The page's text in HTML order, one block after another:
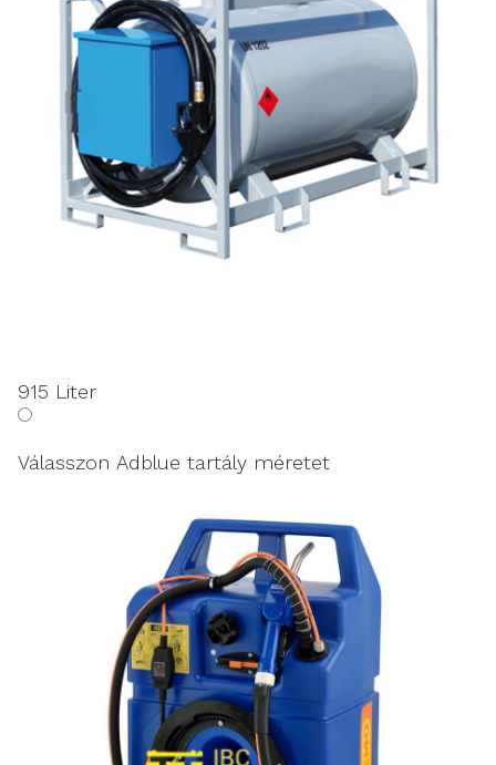
915 Liter
Válasszon Adblue tartály méretet